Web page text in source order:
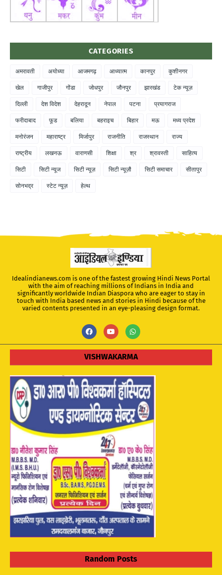
CATEGORIES
अमरावती अयोध्या आजमगढ़ आध्यात्म कानपुर कुशीनगर
खेल गाजीपुर गोंडा जोधपुर जौनपुर झारखंड टेक न्यूज़
दिल्ली देश विदेश देहरादून नेपाल पटना प्रयागराज
फरीदाबाद फूड बलिया बहराइच बिहार मऊ मध्य प्रदेश
मनोरंजन महाराष्ट्र मिर्जापुर राजनीति राजस्थान राज्य
राष्ट्रीय लखनऊ वाराणसी शिक्षा श्र श्रावस्ती साहित्य
सिटी सिटी न्यूज सिटी न्यूज़ सिटी न्यूज़ौ सिटी समाचार सीतापुर
सोनभद्र स्टेट न्यूज़ हेल्थ
Idealindianews.com is one of the fastest growing Hindi News Portal
with the aim of reaching millions of Indians in India and
significantly worldwide Indian Diaspora who are eager to stay in
touch with India based news and stories in Hindi because of the
varied contents presented in an eye-pleasing design format.
VISHWAKARMA
Random Posts